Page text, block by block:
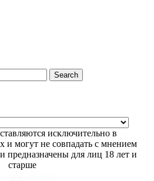
Search
исключительно в
и могут не совпадать с мнением
предназначены для лиц 18 лет и
старше